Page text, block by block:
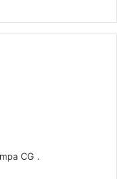
CG .